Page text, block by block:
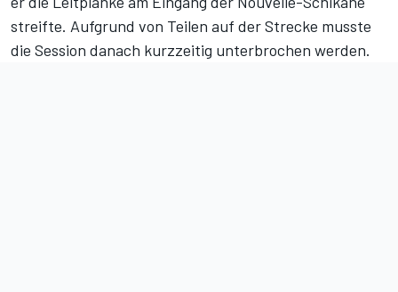
streifte. Aufgrund von Teilen auf der Strecke musste
die Session danach kurzzeitig unterbrochen werden.